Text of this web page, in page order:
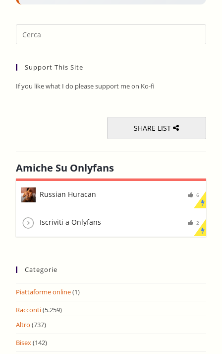
Support This Site
If you like what I do please support me on Ko-fi
SHARE LIST
Amiche Su Onlyfans
Russian Huracan 6
Iscriviti a Onlyfans 2
Categorie
Piattaforme online(1)
Racconti(5.259)
Altro (737)
Bisex(142)